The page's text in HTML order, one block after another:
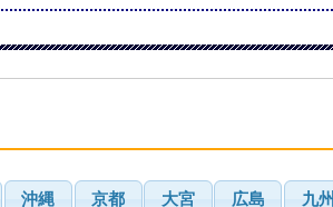
沖縄 京都 大宮 広島 九州